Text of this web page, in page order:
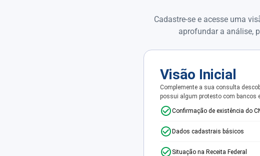
Cadastre-se e acesse uma
aprofundar a análise,
Visão Inicial
Complemente a sua consulta
possui algum protesto com bancos
Confirmação de existência do
Dados cadastrais básicos
Situação na Receita Federal